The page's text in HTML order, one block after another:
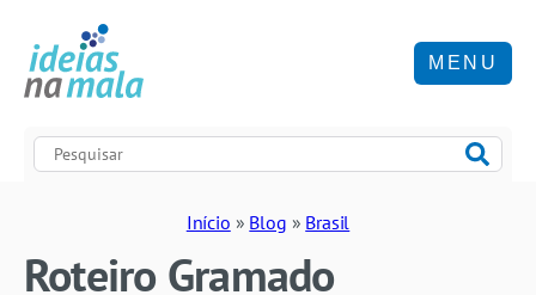
MENU
Início » Blog » Brasil
Roteiro Gramado